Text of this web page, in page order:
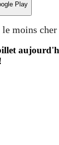
Play
moins